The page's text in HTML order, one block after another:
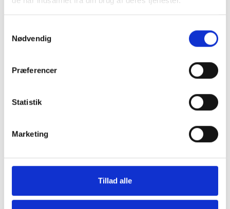
Nødvendig
Præferencer
Statistik
Marketing
Tillad alle
Nye telte samler Danmarks
middelalderkrigere og styrker fællesskabet
24. juli 2026